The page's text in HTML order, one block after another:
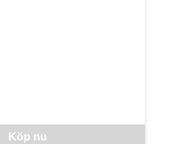
att beställa via webben just nu,
Köp nu